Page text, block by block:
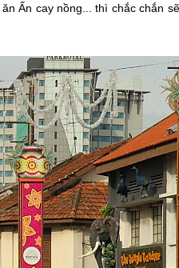
Ấn cay nồng... thì chắc chắn